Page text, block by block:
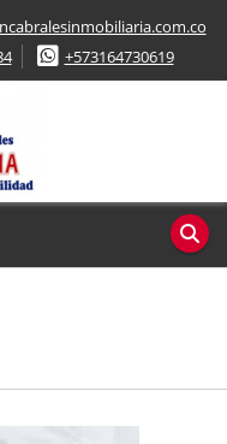
+573164730619